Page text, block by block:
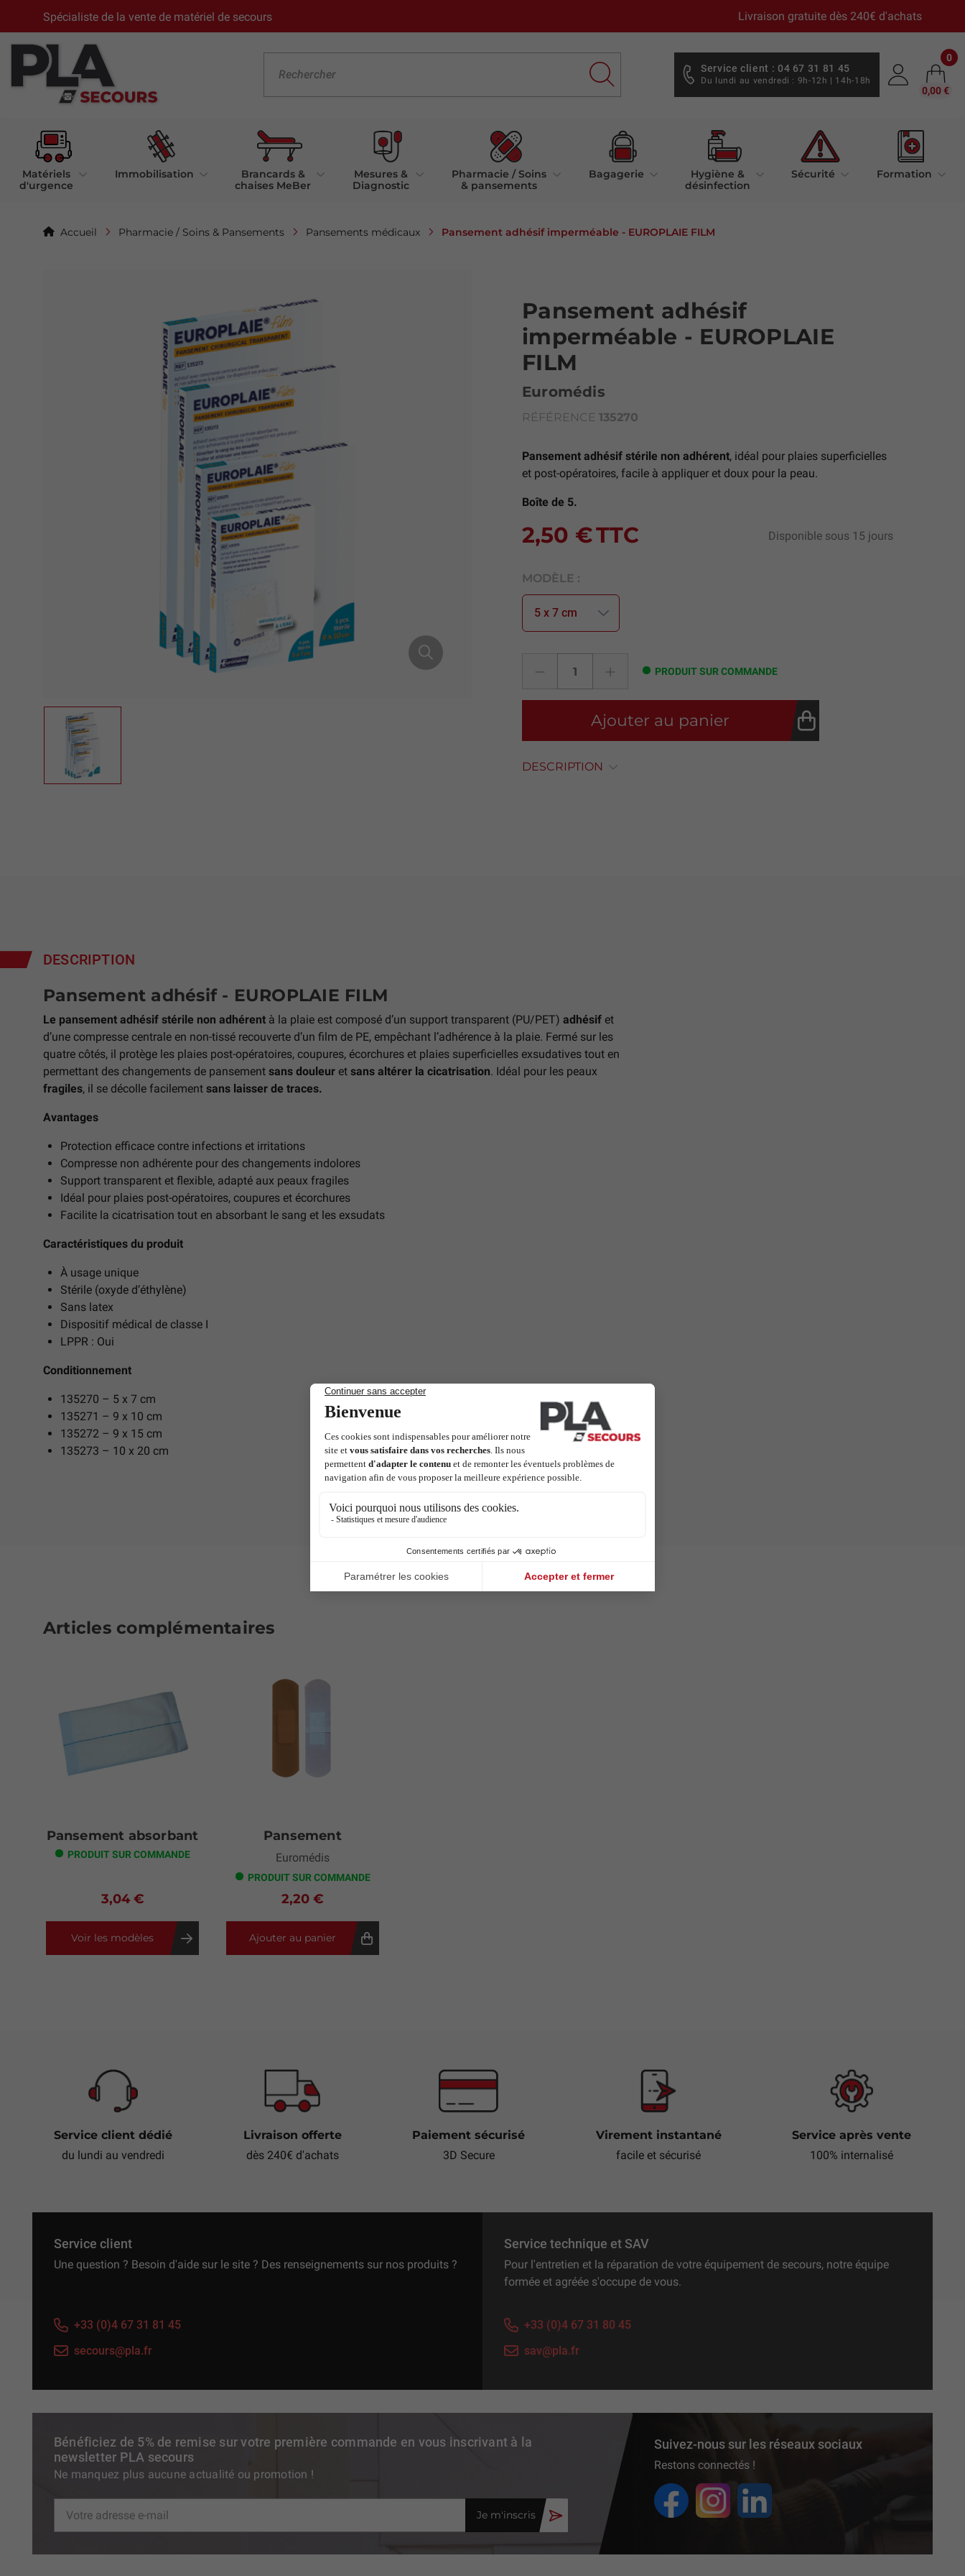
Spécialiste de la vente de matériel de secours Livraison gratuite dès 240€ d'achats
Service client : 04 67 31 81 45
Du lundi au vendredi : 9h-12h | 14h-18h
0
0,00 €
Matériels
d'urgence
Immobilisation
Brancards &
chaises MeBer
Mesures &
Diagnostic
Pharmacie / Soins
& pansements
Bagagerie
Hygiène &
désinfection
Sécurité Formation
Accueil Pharmacie / Soins & Pansements Pansements médicaux Pansement adhésif imperméable - EUROPLAIE FILM
Pansement adhésif
imperméable - EUROPLAIE
FILM
Euromédis
RÉFÉRENCE 135270
Pansement adhésif stérile non adhérent, idéal pour plaies superficielles
et post-opératoires, facile à appliquer et doux pour la peau.
Boîte de 5.
2,50 €TTC Disponible sous 15 jours
MODÈLE :
PRODUIT SUR COMMANDE
Ajouter au panier
DESCRIPTION
DESCRIPTION
Pansement adhésif - EUROPLAIE FILM
Le pansement adhésif stérile non adhérent à la plaie est composé d’un support transparent (PU/PET) adhésif et
d’une compresse centrale en non-tissé recouverte d’un film de PE, empêchant l’adhérence à la plaie. Fermé sur les
quatre côtés, il protège les plaies post-opératoires, coupures, écorchures et plaies superficielles exsudatives tout en
permettant des changements de pansement sans douleur et sans altérer la cicatrisation. Idéal pour les peaux
fragiles, il se décolle facilement sans laisser de traces.
Avantages
Protection efficace contre infections et irritations
Compresse non adhérente pour des changements indolores
Support transparent et flexible, adapté aux peaux fragiles
Idéal pour plaies post-opératoires, coupures et écorchures
Facilite la cicatrisation tout en absorbant le sang et les exsudats
Caractéristiques du produit
À usage unique
Stérile (oxyde d’éthylène)
Sans latex
Dispositif médical de classe I
LPPR : Oui
Conditionnement
135270 – 5 x 7 cm
135271 – 9 x 10 cm
135272 – 9 x 15 cm
135273 – 10 x 20 cm
Articles complémentaires
Pansement absorbant
PRODUIT SUR COMMANDE
3,04 €
Voir les modèles
Pansement
Euromédis
PRODUIT SUR COMMANDE
2,20 €
Ajouter au panier
Service client dédié
du lundi au vendredi
Livraison offerte
dès 240€ d'achats
Paiement sécurisé
3D Secure
Virement instantané
facile et sécurisé
Service après vente
100% internalisé
Bénéficiez de 5% de remise sur votre première commande en vous inscrivant à la
newsletter PLA secours
Ne manquez plus aucune actualité ou promotion !
Je m'inscris
Suivez-nous sur les réseaux sociaux
Restons connectés !
Service client
Une question ? Besoin d'aide sur le site ? Des renseignements sur nos produits ?
+33 (0)4 67 31 81 45
secours@pla.fr
Service technique et SAV
Pour l'entretien et la réparation de votre équipement de secours, notre équipe
formée et agréée s'occupe de vous.
+33 (0)4 67 31 80 45
sav@pla.fr